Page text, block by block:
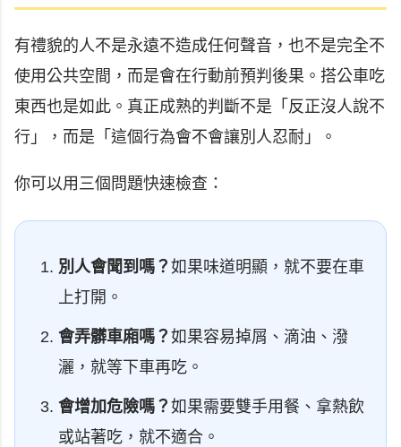
有禮貌的人不是永遠不造成任何聲音，也不是完全不
使用公共空間，而是會在行動前預判後果。搭公車吃
東西也是如此。真正成熟的判斷不是「反正沒人說不
行」，而是「這個行為會不會讓別人忍耐」。
你可以用三個問題快速檢查：
別人會聞到嗎？ 如果味道明顯，就不要在車
上打開。
會弄髒車廂嗎？ 如果容易掉屑、滴油、潑
灑，就等下車再吃。
會增加危險嗎？ 如果需要雙手用餐、拿熱飲
或站著吃，就不適合。